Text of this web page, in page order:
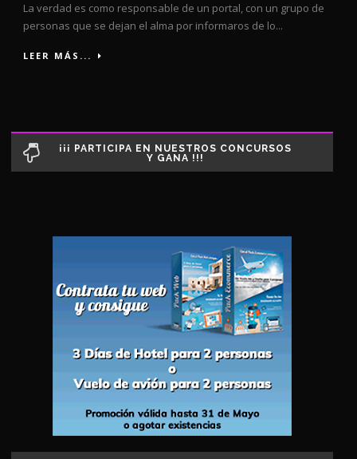
La verdad es como responsable de un portal, con un grupo de
personas que se dejan el alma por informaros de lo...
LEER MÁS...
¡¡¡ PARTICIPA EN NUESTROS CONCURSOS
Y GANA !!!